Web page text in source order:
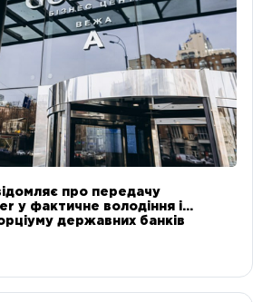
про передачу
у фактичне володіння і
державних банків